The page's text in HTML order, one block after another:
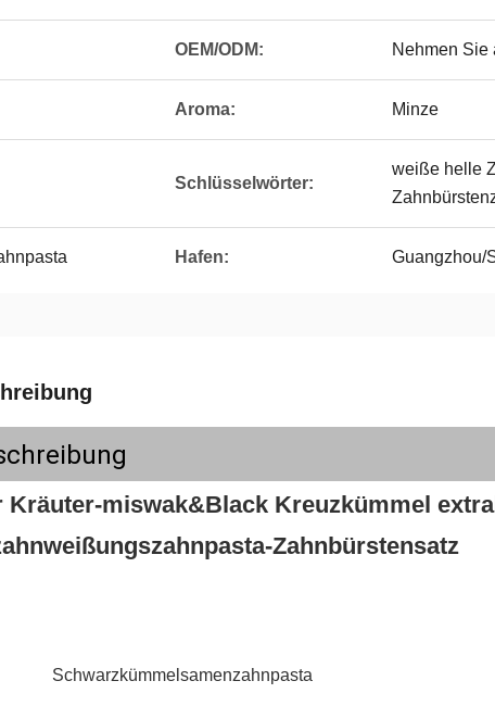
OEM/ODM: Nehmen Sie
Aroma: Minze
Schlüsselwörter:
weiße helle
Hafen: Guangzhou/
Kräuter-miswak&Black Kreuzkümmel
Zahnbürstensatz
Schwarzkümmelsamenzahnpasta